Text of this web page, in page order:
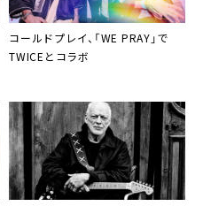
コールドプレイ、「WE PRAY」で
TWICEとコラボ